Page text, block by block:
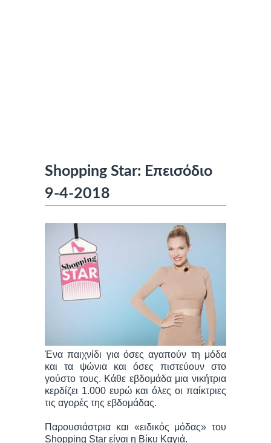
Shopping Star: Επεισόδιο
9-4-2018
Ένα παιχνίδι για όσες αγαπούν τη μόδα
και τα ψώνια και όσες πιστεύουν στο
γούστο τους. Κάθε εβδομάδα μια νικήτρια
κερδίζει 1.000 ευρώ και όλες οι παίκτριες
τις αγορές της εβδομάδας.
Παρουσιάστρια και «ειδικός μόδας» του
Shopping Star είναι η Βίκυ Καγιά.